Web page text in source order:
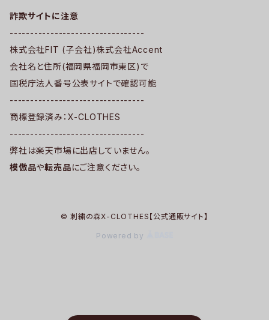
詐欺サイトに注意
---------------------------------
株式会社FIT (子会社)株式会社Accent
会社名と住所(福岡県福岡市東区)で
国税庁法人番号公表サイトで確認可能
---------------------------------
商標登録済み：X-CLOTHES
---------------------------------
弊社は楽天市場に出店していません。
模倣品や転売品にご注意ください。
© 刺繍の森X-CLOTHES【公式通販サイト】
Powered by